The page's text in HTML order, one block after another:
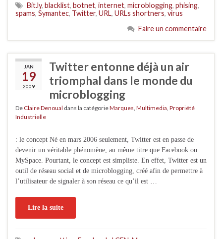
Bit.ly, blacklist, botnet, internet, microblogging, phising,
spams, Symantec, Twitter, URL, URLs shortners, virus
Faire un commentaire
JAN
19
2009
Twitter entonne déjà un air
triomphal dans le monde du
microblogging
De Claire Denoual dans la catégorieMarques Multimedia Propriété
Industrielle
: le concept Né en mars 2006 seulement, Twitter est en passe de
devenir un véritable phénomène, au même titre que Facebook ou
MySpace. Pourtant, le concept est simpliste. En effet, Twitter est un
outil de réseau social et de microblogging, créé afin de permettre à
l’utilisateur de signaler à son réseau ce qu’il est …
Lire la suite